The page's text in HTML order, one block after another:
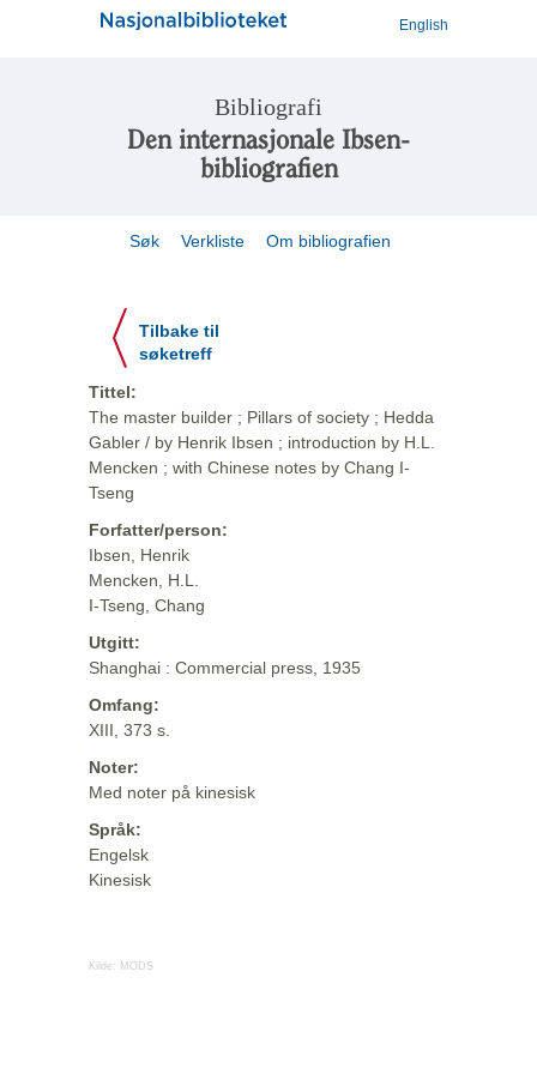
English
Bibliografi
Den internasjonale Ibsen-
bibliografien
Søk Verkliste Om bibliografien
Tilbake til
søketreff
Tittel:
The master builder ; Pillars of society ; Hedda
Gabler / by Henrik Ibsen ; introduction by H.L.
Mencken ; with Chinese notes by Chang I-
Tseng
Forfatter/person:
Ibsen, Henrik
Mencken, H.L.
I-Tseng, Chang
Utgitt:
Shanghai : Commercial press, 1935
Omfang:
XIII, 373 s.
Noter:
Med noter på kinesisk
Språk:
Engelsk
Kinesisk
Kilde: MODS